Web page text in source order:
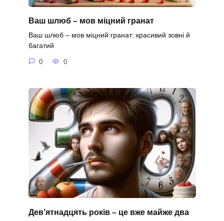
Ваш шлюб – мов міцний гранат
Ваш шлюб – мов міцний гранат: красивий зовні й
багатий
0 0
Дев’ятнадцять років – це вже майже два